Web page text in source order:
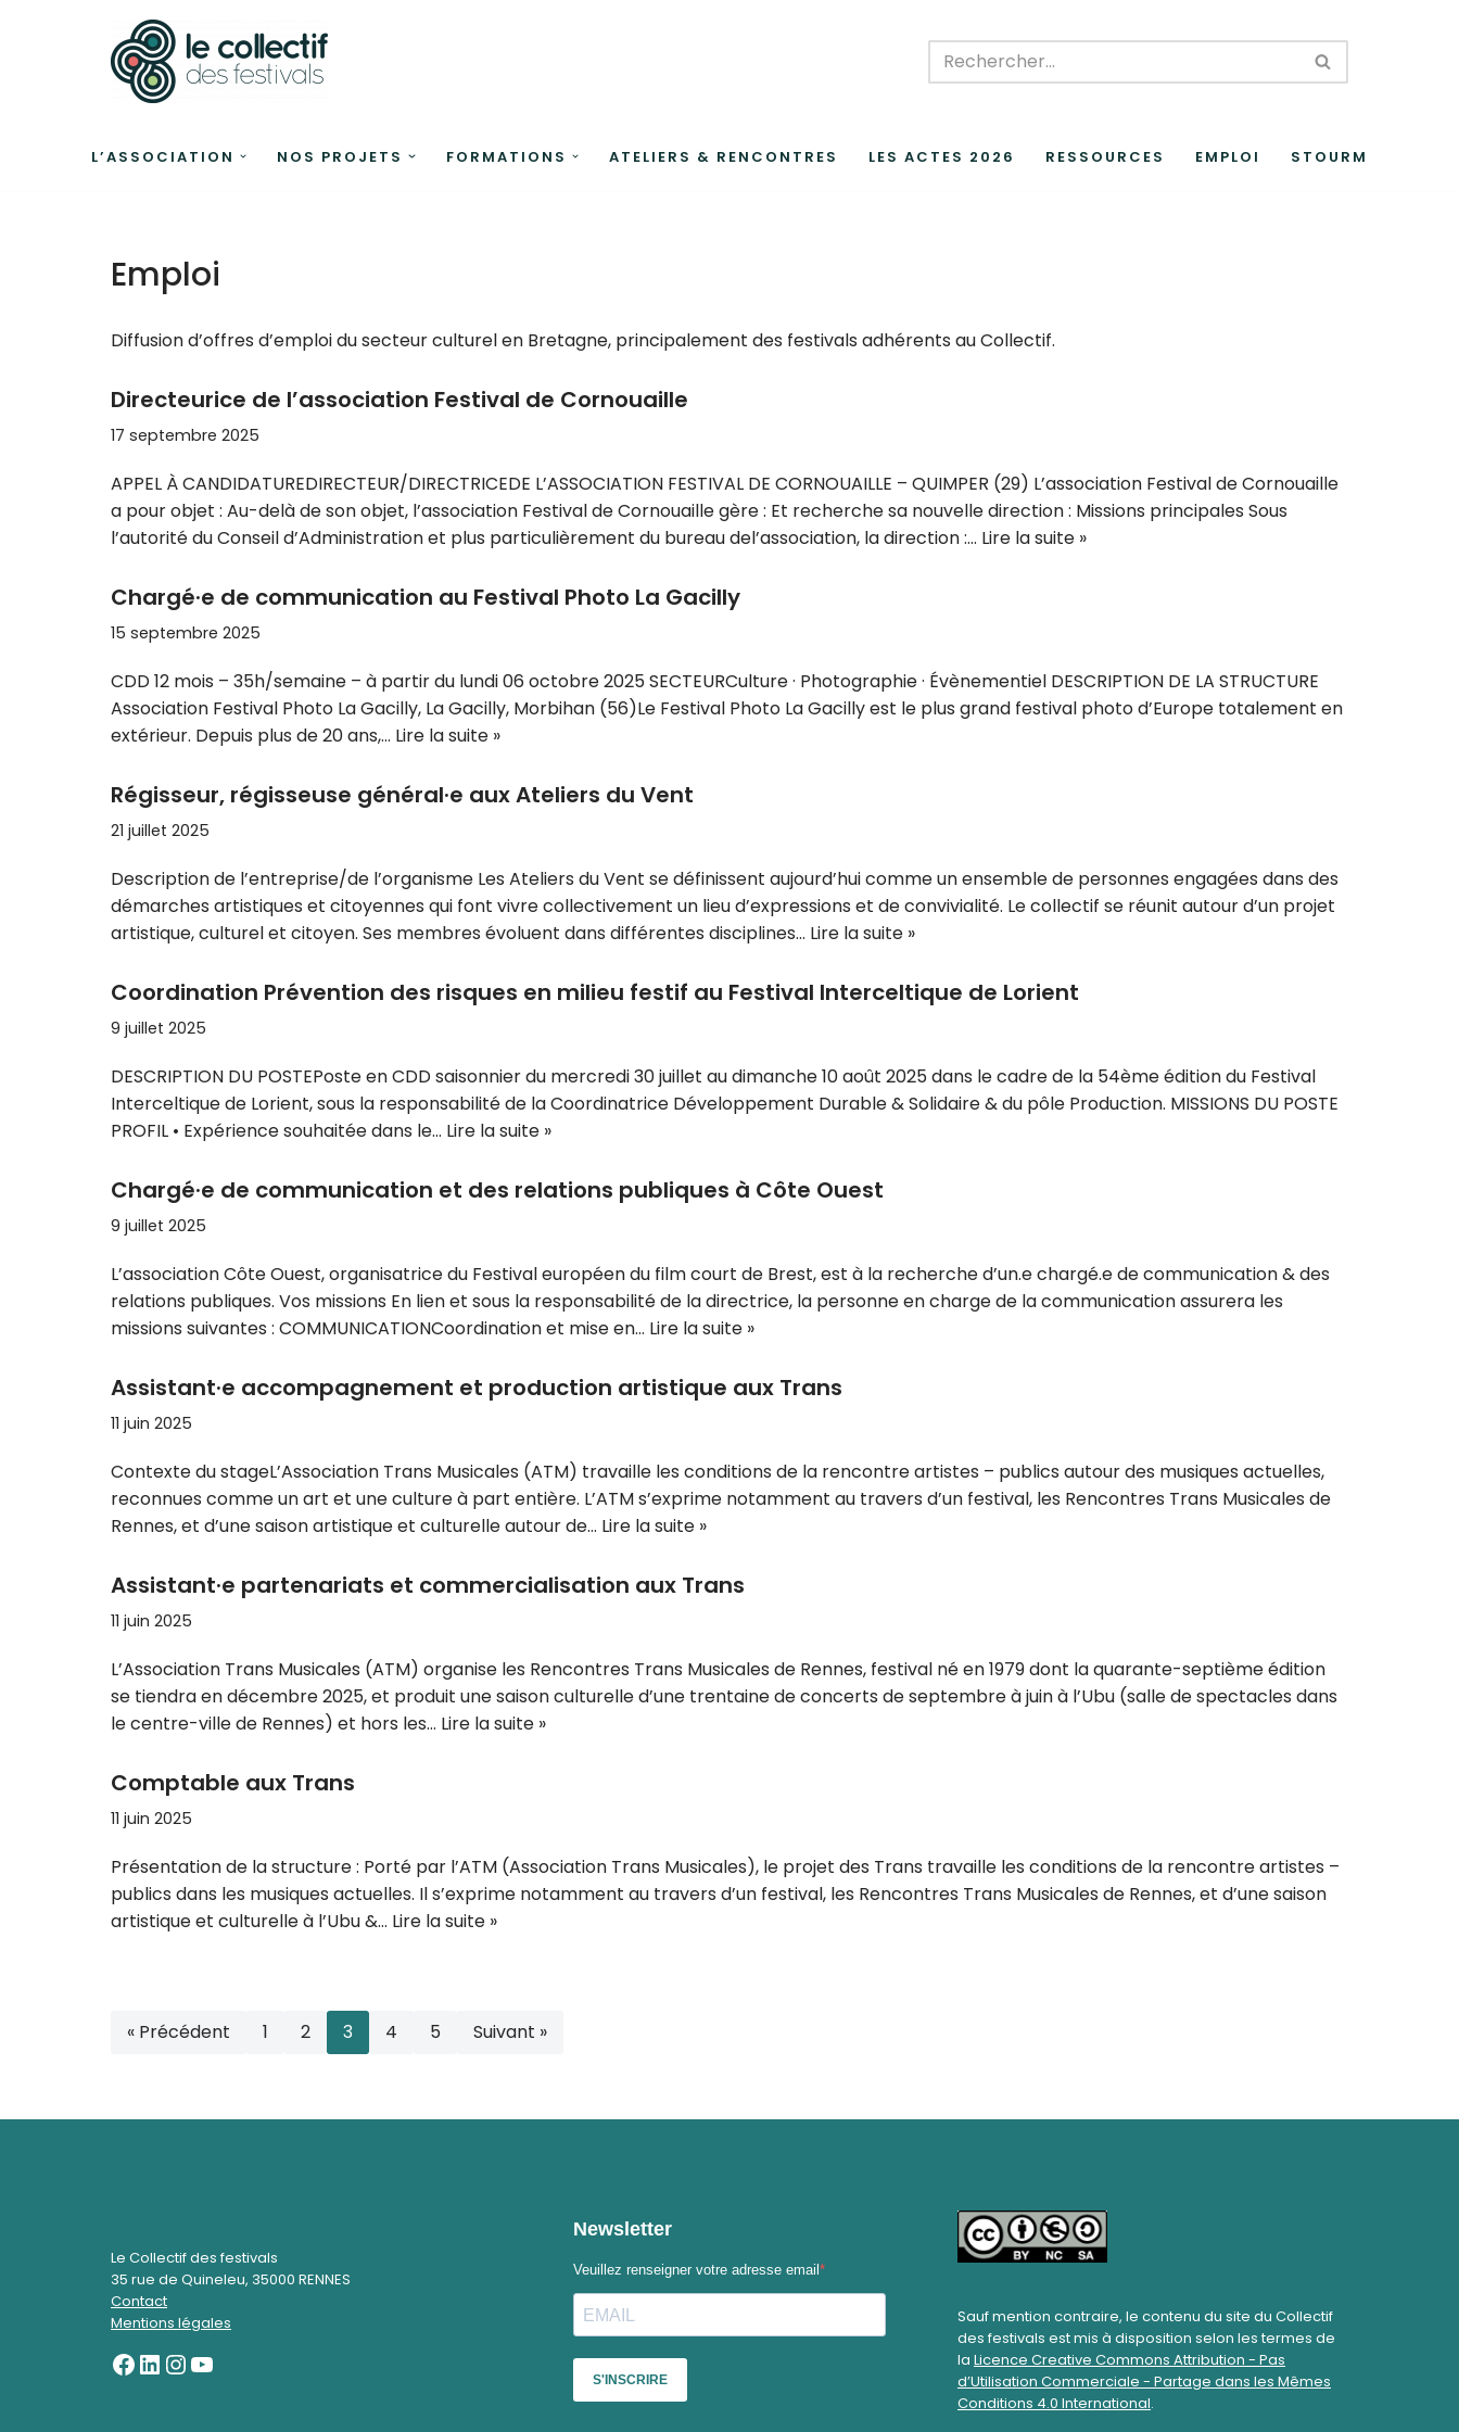
L’ASSOCIATION NOS PROJETS FORMATIONS ATELIERS & RENCONTRES LES ACTES 2026 RESSOURCES EMPLOI STOURM
Emploi
Diffusion d’offres d’emploi du secteur culturel en Bretagne, principalement des festivals adhérents au Collectif.
Directeurice de l’association Festival de Cornouaille
17 septembre 2025
APPEL À CANDIDATUREDIRECTEUR/DIRECTRICEDE L’ASSOCIATION FESTIVAL DE CORNOUAILLE – QUIMPER (29) L’association Festival de Cornouaille
a pour objet : Au-delà de son objet, l’association Festival de Cornouaille gère : Et recherche sa nouvelle direction : Missions principales Sous
l’autorité du Conseil d’Administration et plus particulièrement du bureau del’association, la direction :… Lire la suite »
Chargé·e de communication au Festival Photo La Gacilly
15 septembre 2025
CDD 12 mois – 35h/semaine – à partir du lundi 06 octobre 2025 SECTEURCulture · Photographie · Évènementiel DESCRIPTION DE LA STRUCTURE
Association Festival Photo La Gacilly, La Gacilly, Morbihan (56)Le Festival Photo La Gacilly est le plus grand festival photo d’Europe totalement en
extérieur. Depuis plus de 20 ans,… Lire la suite »
Régisseur, régisseuse général·e aux Ateliers du Vent
21 juillet 2025
Description de l’entreprise/de l’organisme Les Ateliers du Vent se définissent aujourd’hui comme un ensemble de personnes engagées dans des
démarches artistiques et citoyennes qui font vivre collectivement un lieu d’expressions et de convivialité. Le collectif se réunit autour d’un projet
artistique, culturel et citoyen. Ses membres évoluent dans différentes disciplines… Lire la suite »
Coordination Prévention des risques en milieu festif au Festival Interceltique de Lorient
9 juillet 2025
DESCRIPTION DU POSTEPoste en CDD saisonnier du mercredi 30 juillet au dimanche 10 août 2025 dans le cadre de la 54ème édition du Festival
Interceltique de Lorient, sous la responsabilité de la Coordinatrice Développement Durable & Solidaire & du pôle Production. MISSIONS DU POSTE
PROFIL • Expérience souhaitée dans le… Lire la suite »
Chargé·e de communication et des relations publiques à Côte Ouest
9 juillet 2025
L’association Côte Ouest, organisatrice du Festival européen du film court de Brest, est à la recherche d’un.e chargé.e de communication & des
relations publiques. Vos missions En lien et sous la responsabilité de la directrice, la personne en charge de la communication assurera les
missions suivantes : COMMUNICATIONCoordination et mise en… Lire la suite »
Assistant·e accompagnement et production artistique aux Trans
11 juin 2025
Contexte du stageL’Association Trans Musicales (ATM) travaille les conditions de la rencontre artistes – publics autour des musiques actuelles,
reconnues comme un art et une culture à part entière. L’ATM s’exprime notamment au travers d’un festival, les Rencontres Trans Musicales de
Rennes, et d’une saison artistique et culturelle autour de… Lire la suite »
Assistant·e partenariats et commercialisation aux Trans
11 juin 2025
L’Association Trans Musicales (ATM) organise les Rencontres Trans Musicales de Rennes, festival né en 1979 dont la quarante-septième édition
se tiendra en décembre 2025, et produit une saison culturelle d’une trentaine de concerts de septembre à juin à l’Ubu (salle de spectacles dans
le centre-ville de Rennes) et hors les… Lire la suite »
Comptable aux Trans
11 juin 2025
Présentation de la structure : Porté par l’ATM (Association Trans Musicales), le projet des Trans travaille les conditions de la rencontre artistes –
publics dans les musiques actuelles. Il s’exprime notamment au travers d’un festival, les Rencontres Trans Musicales de Rennes, et d’une saison
artistique et culturelle à l’Ubu &… Lire la suite »
« Précédent 1 2 3 4 5 Suivant »
Le Collectif des festivals
35 rue de Quineleu, 35000 RENNES
Contact
Mentions légales
Sauf mention contraire, le contenu du site du Collectif
des festivals est mis à disposition selon les termes de
la Licence Creative Commons Attribution - Pas
d’Utilisation Commerciale - Partage dans les Mêmes
Conditions 4.0 International.